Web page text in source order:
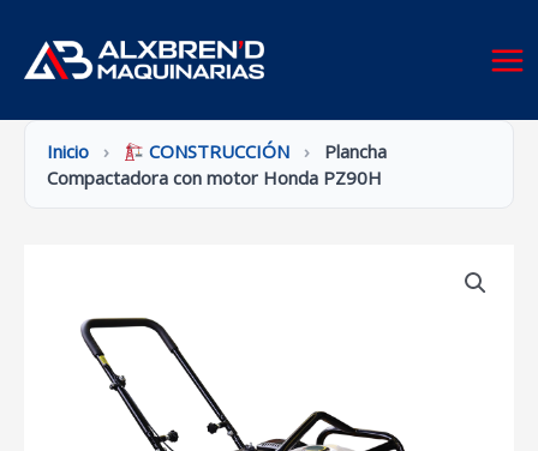
contenido
Inicio › CONSTRUCCIÓN ›
Plancha
Compactadora con motor Honda PZ90H